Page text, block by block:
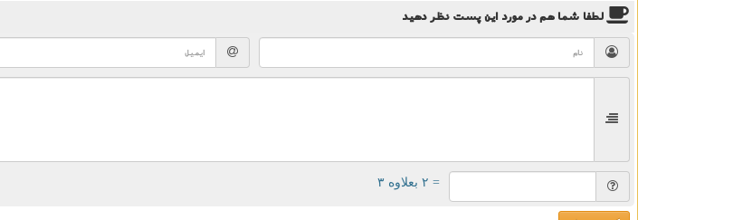
لطفا شما همدر مورد این پستنظر دهید
= ۲ بعلاوه ۳